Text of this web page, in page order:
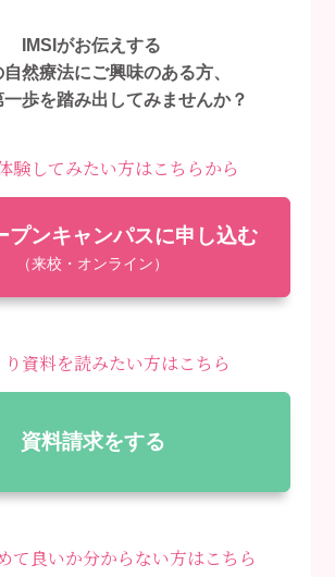
IMSIがお伝えする
然療法にご興味のある方、
一歩を踏み出してみませんか？
験してみたい方はこちらから
プンキャンパスに申し込む
（来校・オンライン）
り資料を読みたい方はこちら
資料請求をする
て良いか分からない方はこちら